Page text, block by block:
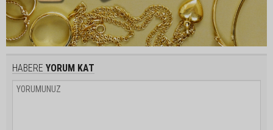
HABERE YORUM KAT